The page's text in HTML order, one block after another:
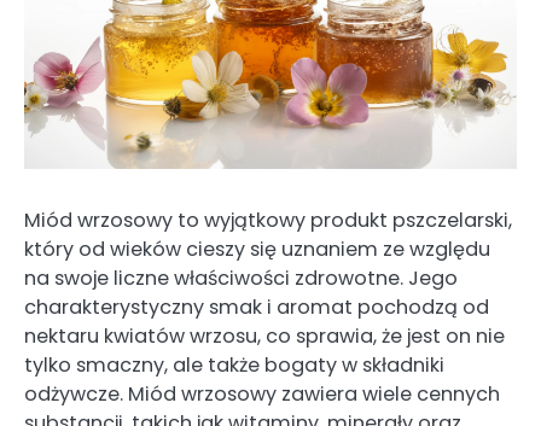
Miód wrzosowy to wyjątkowy produkt pszczelarski,
który od wieków cieszy się uznaniem ze względu
na swoje liczne właściwości zdrowotne. Jego
charakterystyczny smak i aromat pochodzą od
nektaru kwiatów wrzosu, co sprawia, że jest on nie
tylko smaczny, ale także bogaty w składniki
odżywcze. Miód wrzosowy zawiera wiele cennych